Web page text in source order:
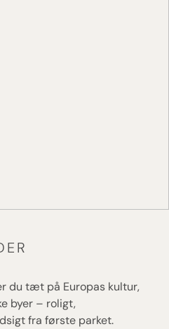
du tæt på Europas kultur,
byer – roligt,
fra første parket.